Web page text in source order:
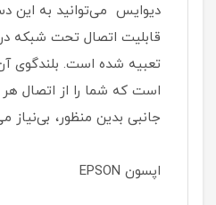
دیوایس می‌توانید به این
قابلیت اتصال تحت شبکه در
است که شما را از اتصال هر
جانبی بدین منظور، بی‌نیاز
اپسون EPSON